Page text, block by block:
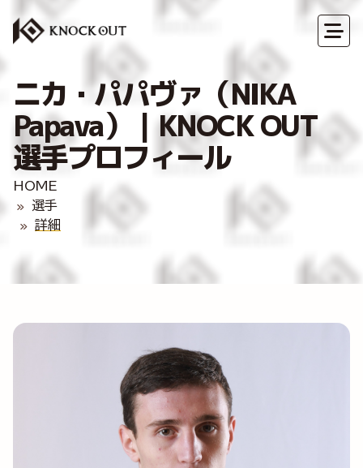
ニカ・パパヴァ（NIKA
Papava）｜KNOCK OUT
選手プロフィール
HOME
選手
詳細